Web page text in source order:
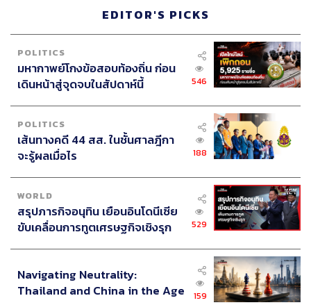
การหาเสียงจะไม่เสรี การใช้โซเชียลมีเดียอาจถูกจำกัด และ
โซเชียลมีเดียและการปราศรัยหาเสียงเป็นวิธีที่มีประสิทธิภาพ
และประหยัดที่สุดในการสู้กับพรรคการเมืองที่ใช้อำนาจรัฐ
และใช้เงิน แต่ถ้าถูกจำกัดการเลือกตั้งครั้งนี้จะไม่เสรีเป็น
ธรรม
ส่วนต่อไปข้างหน้าจะร่วมมือกันอย่างไรในพรรคฝ่าย
ประชาธิปไตยนั้น ในขั้นนี้พรรคการเมืองใดพร้อมร่วมมือการ
ยับยั้งการสืบทอดอำนาจ เป็นพันธมิตรกับพรรคไทยรักษาชาติ
โดยธรรมชาติ
EDITOR'S PICKS
POLITICS
มหากาพย์โกงข้อสอบท้องถิ่น ก่อน
เดินหน้าสู่จุดจบในสัปดาห์นี้
546
POLITICS
เส้นทางคดี 44 สส. ในชั้นศาลฎีกา
จะรู้ผลเมื่อไร
188
WORLD
สรุปภารกิจอนุทิน เยือนอินโดนีเซีย
ขับเคลื่อนการทูตเศรษฐกิจเชิงรุก
529
Navigating Neutrality:
Thailand and China in the Age
159